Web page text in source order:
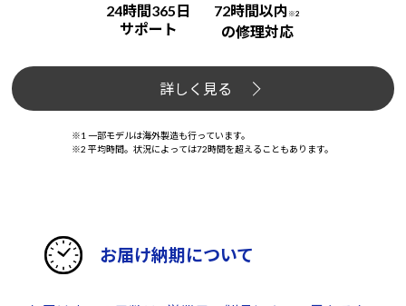
24時間365日
サポート
72時間以内 ※2
の修理対応
詳しく見る
※1 一部モデルは海外製造も行っています。
※2 平均時間。状況によっては72時間を超えることもあります。
お届け納期について